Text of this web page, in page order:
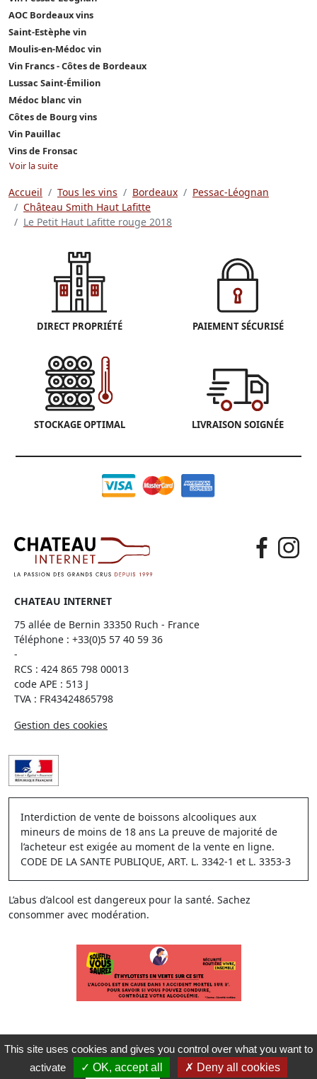
AOC Bordeaux vins
Saint-Estèphe vin
Moulis-en-Médoc vin
Vin Francs - Côtes de Bordeaux
Lussac Saint-Émilion
Médoc blanc vin
Côtes de Bourg vins
Vin Pauillac
Vins de Fronsac
Voir la suite
Accueil Tous les vins Bordeaux
Pessac-Léognan
Château Smith Haut Lafitte
Le Petit Haut Lafitte rouge 2018
DIRECT PROPRIÉTÉ PAIEMENT SÉCURISÉ
STOCKAGE OPTIMAL LIVRAISON SOIGNÉE
CHATEAU INTERNET
75 allée de Bernin 33350 Ruch - France
Téléphone : +33(0)5 57 40 59 36
-
RCS : 424 865 798 00013
code APE : 513 J
TVA : FR43424865798
Gestion des cookies
Interdiction de vente de boissons alcooliques aux
mineurs de moins de 18 ans La preuve de majorité de
l’acheteur est exigée au moment de la vente en ligne.
CODE DE LA SANTE PUBLIQUE, ART. L. 3342-1 et L. 3353-3
L’abus d’alcool est dangereux pour la santé. Sachez
consommer avec modération.
This site uses cookies and gives you control over what you want to
activate
OK, accept all Deny all cookies